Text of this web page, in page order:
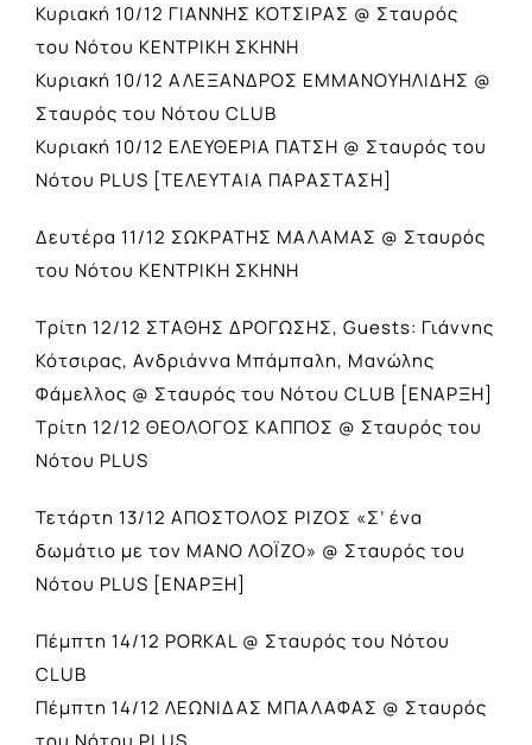
Κυριακή 10/12 ΓΙΑΝΝΗΣ ΚΟΤΣΙΡΑΣ @ Σταυρός
του Νότου ΚΕΝΤΡΙΚΗ ΣΚΗΝΗ
Κυριακή 10/12 ΑΛΕΞΑΝΔΡΟΣ ΕΜΜΑΝΟΥΗΛΙΔΗΣ @
Σταυρός του Νότου CLUB
Κυριακή 10/12 ΕΛΕΥΘΕΡΙΑ ΠΑΤΣΗ @ Σταυρός του
Νότου PLUS [ΤΕΛΕΥΤΑΙΑ ΠΑΡΑΣΤΑΣΗ]
Δευτέρα 11/12 ΣΩΚΡΑΤΗΣ ΜΑΛΑΜΑΣ @ Σταυρός
του Νότου ΚΕΝΤΡΙΚΗ ΣΚΗΝΗ
Τρίτη 12/12 ΣΤΑΘΗΣ ΔΡΟΓΩΣΗΣ, Guests: Γιάννης
Κότσιρας, Ανδριάννα Μπάμπαλη, Μανώλης
Φάμελλος @ Σταυρός του Νότου CLUB [ΕΝΑΡΞΗ]
Τρίτη 12/12 ΘΕΟΛΟΓΟΣ ΚΑΠΠΟΣ @ Σταυρός του
Νότου PLUS
Τετάρτη 13/12 ΑΠΟΣΤΟΛΟΣ ΡΙΖΟΣ «Σ’ ένα
δωμάτιο με τον ΜΑΝΟ ΛΟΪΖΟ» @ Σταυρός του
Νότου PLUS [ΕΝΑΡΞΗ]
Πέμπτη 14/12 PORKAL @ Σταυρός του Νότου
CLUB
Πέμπτη 14/12 ΛΕΩΝΙΔΑΣ ΜΠΑΛΑΦΑΣ @ Σταυρός